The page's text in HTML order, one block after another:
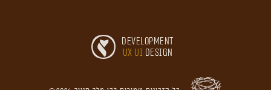
Development
UX UI Design